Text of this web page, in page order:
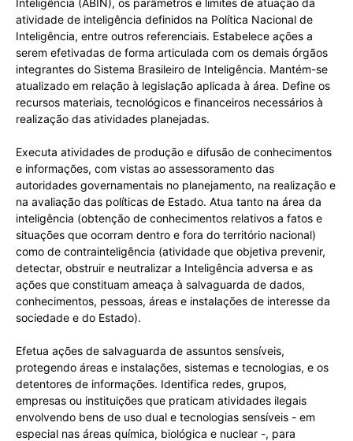
Inteligência (ABIN), os parâmetros e limites de atuação da
atividade de inteligência definidos na Política Nacional de
Inteligência, entre outros referenciais. Estabelece ações a
serem efetivadas de forma articulada com os demais órgãos
integrantes do Sistema Brasileiro de Inteligência. Mantém-se
atualizado em relação à legislação aplicada à área. Define os
recursos materiais, tecnológicos e financeiros necessários à
realização das atividades planejadas.
Executa atividades de produção e difusão de conhecimentos
e informações, com vistas ao assessoramento das
autoridades governamentais no planejamento, na realização e
na avaliação das políticas de Estado. Atua tanto na área da
inteligência (obtenção de conhecimentos relativos a fatos e
situações que ocorram dentro e fora do território nacional)
como de contrainteligência (atividade que objetiva prevenir,
detectar, obstruir e neutralizar a Inteligência adversa e as
ações que constituam ameaça à salvaguarda de dados,
conhecimentos, pessoas, áreas e instalações de interesse da
sociedade e do Estado).
Efetua ações de salvaguarda de assuntos sensíveis,
protegendo áreas e instalações, sistemas e tecnologias, e os
detentores de informações. Identifica redes, grupos,
empresas ou instituições que praticam atividades ilegais
envolvendo bens de uso dual e tecnologias sensíveis - em
especial nas áreas química, biológica e nuclear -, para